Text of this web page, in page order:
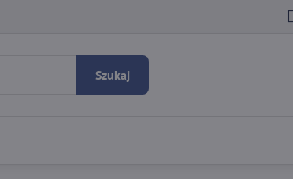
Szukaj